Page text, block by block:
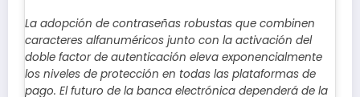
La adopción de contraseñas robustas que combinen
caracteres alfanuméricos junto con la activación del
doble factor de autenticación eleva exponencialmente
los niveles de protección en todas las plataformas de
pago. El futuro de la banca electrónica dependerá de la